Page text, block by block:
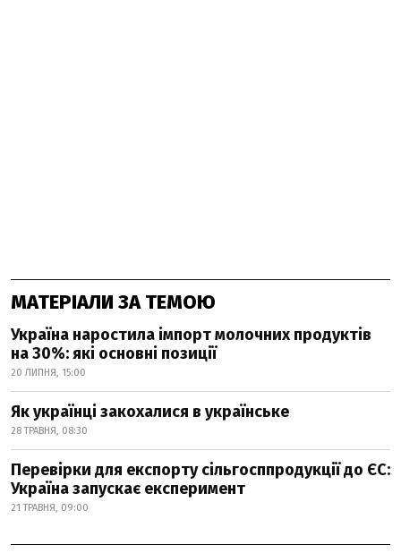
МАТЕРІАЛИ ЗА ТЕМОЮ
Україна наростила імпорт молочних продуктів
на 30%: які основні позиції
20 ЛИПНЯ, 15:00
Як українці закохалися в українське
28 ТРАВНЯ, 08:30
Перевірки для експорту сільгосппродукції до ЄС:
Україна запускає експеримент
21 ТРАВНЯ, 09:00